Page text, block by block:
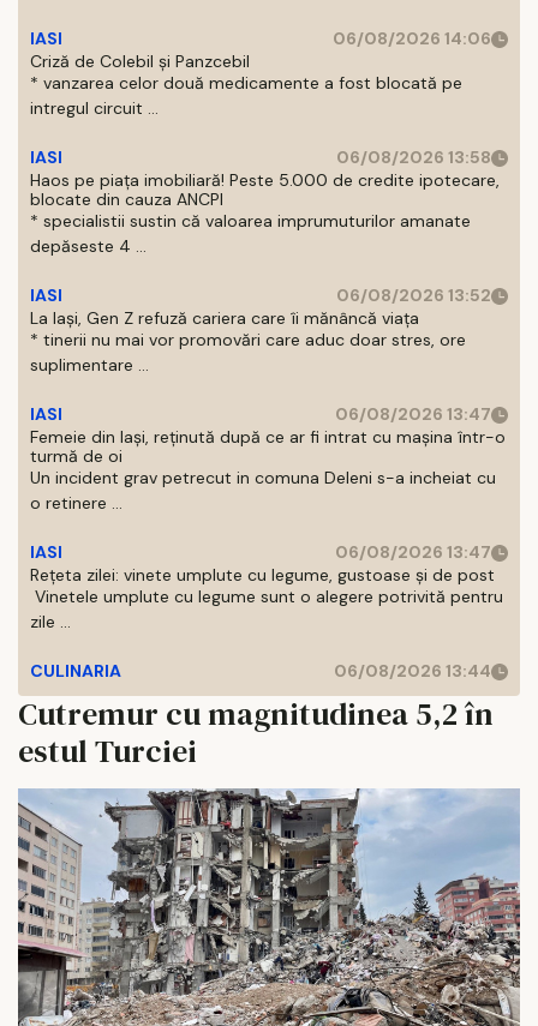
IASI
06/08/2026 14:06
Criză de Colebil și Panzcebil
* vanzarea celor două medicamente a fost blocată pe
intregul circuit ...
IASI
06/08/2026 13:58
Haos pe piața imobiliară! Peste 5.000 de credite ipotecare,
blocate din cauza ANCPI
* specialistii sustin că valoarea imprumuturilor amanate
depăseste 4 ...
IASI
06/08/2026 13:52
La Iași, Gen Z refuză cariera care îi mănâncă viața
* tinerii nu mai vor promovări care aduc doar stres, ore
suplimentare ...
IASI
06/08/2026 13:47
Femeie din Iași, reținută după ce ar fi intrat cu mașina într-o
turmă de oi
Un incident grav petrecut in comuna Deleni s-a incheiat cu
o retinere ...
IASI
06/08/2026 13:47
Rețeta zilei: vinete umplute cu legume, gustoase și de post
Vinetele umplute cu legume sunt o alegere potrivită pentru
zile ...
CULINARIA 06/08/2026 13:44
Cutremur cu magnitudinea 5,2 în
estul Turciei